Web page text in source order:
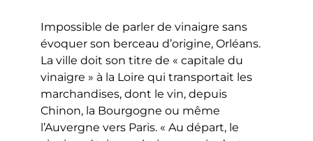
Impossible de parler de vinaigre sans
évoquer son berceau d’origine, Orléans.
La ville doit son titre de « capitale du
vinaigre » à la Loire qui transportait les
marchandises, dont le vin, depuis
Chinon, la Bourgogne ou même
l’Auvergne vers Paris. « Au départ, le